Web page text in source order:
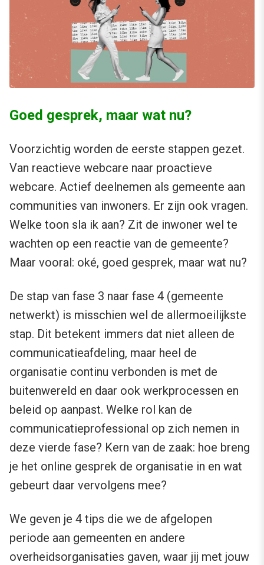
Goed gesprek, maar wat nu?
Voorzichtig worden de eerste stappen gezet.
Van reactieve webcare naar proactieve
webcare. Actief deelnemen als gemeente aan
communities van inwoners. Er zijn ook vragen.
Welke toon sla ik aan? Zit de inwoner wel te
wachten op een reactie van de gemeente?
Maar vooral: oké, goed gesprek, maar wat nu?
De stap van fase 3 naar fase 4 (gemeente
netwerkt) is misschien wel de allermoeilijkste
stap. Dit betekent immers dat niet alleen de
communicatieafdeling, maar heel de
organisatie continu verbonden is met de
buitenwereld en daar ook werkprocessen en
beleid op aanpast. Welke rol kan de
communicatieprofessional op zich nemen in
deze vierde fase? Kern van de zaak: hoe breng
je het online gesprek de organisatie in en wat
gebeurt daar vervolgens mee?
We geven je 4 tips die we de afgelopen
periode aan gemeenten en andere
overheidsorganisaties gaven, waar jij met jouw